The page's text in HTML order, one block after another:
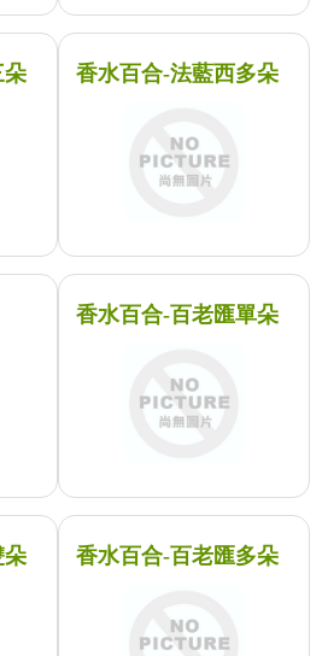
朵 香水百合-法藍西多朵
香水百合-百老匯單朵
朵 香水百合-百老匯多朵